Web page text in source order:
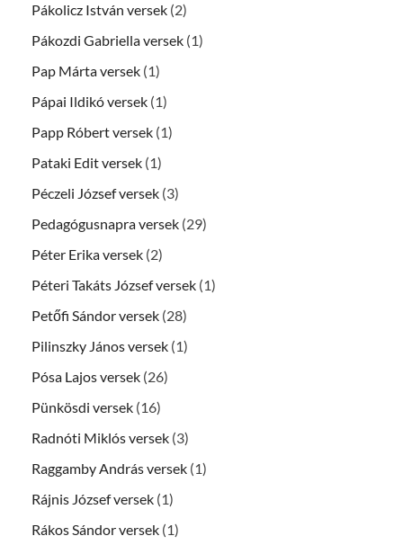
Pákolicz István versek (2)
Pákozdi Gabriella versek (1)
Pap Márta versek (1)
Pápai Ildikó versek (1)
Papp Róbert versek (1)
Pataki Edit versek (1)
Péczeli József versek (3)
Pedagógusnapra versek (29)
Péter Erika versek (2)
Péteri Takáts József versek (1)
Petőfi Sándor versek (28)
Pilinszky János versek (1)
Pósa Lajos versek (26)
Pünkösdi versek (16)
Radnóti Miklós versek (3)
Raggamby András versek (1)
Rájnis József versek (1)
Rákos Sándor versek (1)